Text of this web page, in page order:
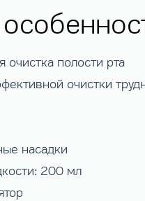
очистка полости рта
очистки
насадки
200 мл